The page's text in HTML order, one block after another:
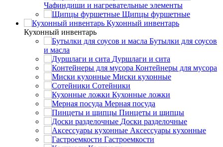
Чафиндиши и нагревательные элементы
Щипцы фуршетные
Кухонный инвентарь
Кухонный инвентарь
Бутылки для соусов
и масла
Дуршлаги и сита
Контейнеры для мусора
Миски кухонные
Сотейники
Кухонные ложки
Мерная посуда
Пинцеты и щипцы
Доски разделочные
Аксессуары кухонные
Гастроемкости